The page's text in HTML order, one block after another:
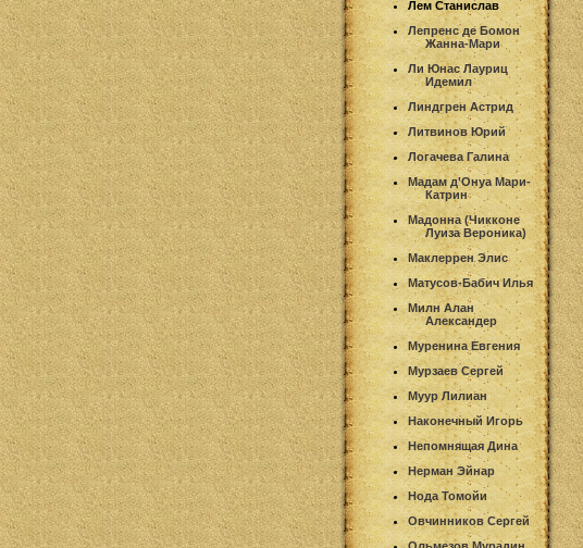
Лем Станислав
Лепренс де Бомон
Жанна-Мари
Ли Юнас Лауриц
Идемил
Линдгрен Астрид
Литвинов Юрий
Логачева Галина
Мадам д'Онуа Мари-
Катрин
Мадонна (Чикконе
Луиза Вероника)
Маклеррен Элис
Матусов-Бабич Илья
Милн Алан
Александер
Муренина Евгения
Мурзаев Сергей
Муур Лилиан
Наконечный Игорь
Непомнящая Дина
Нерман Эйнар
Нода Томойи
Овчинников Сергей